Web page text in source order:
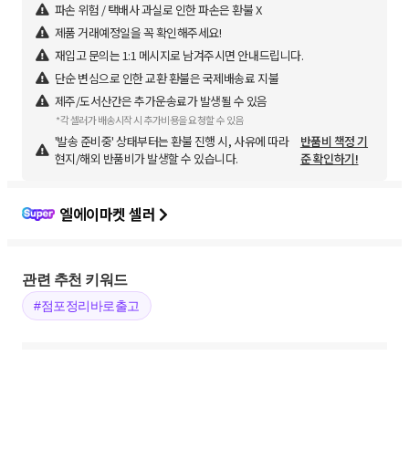
파손 위험 / 택배사 과실로 인한 파손은 환불 X
제품 거래예정일을 꼭 확인해주세요!
재입고 문의는 1:1 메시지로 남겨주시면 안내드립니다.
단순 변심으로 인한 교환 환불은 국제배송료 지불
제주/도서산간은 추가운송료가 발생될 수 있음
*각 셀러가 배송시작 시 추가비용을 요청할 수 있음
'발송 준비중' 상태부터는 환불 진행 시, 사유에 따라
현지/해외 반품비가 발생할 수 있습니다.
반품비 책정 기
준 확인하기!
엘에이마켓 셀러
관련 추천 키워드
#점포정리바로출고